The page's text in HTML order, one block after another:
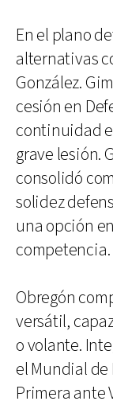
En el plano
alternativas
González.
cesión en
continuidad
grave lesión.
consolidó
solidez
una opción
competencia.
Obregón
versátil,
o volante.
el Mundial
Primera ante